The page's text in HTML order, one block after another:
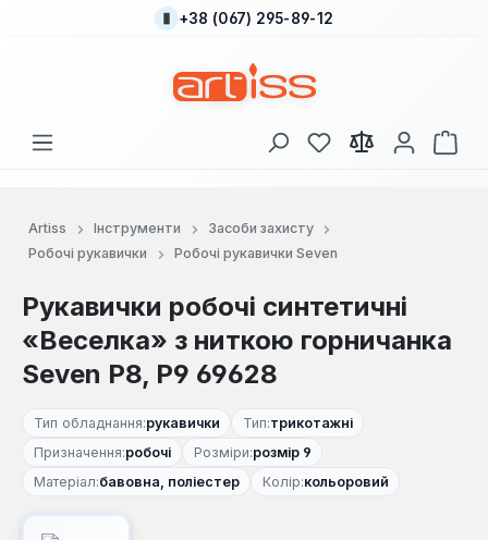
Перейти до основного вмісту
+38 (067) 295-89-12
У вас є 0 у списку
Artiss Інструменти
Засоби захисту
Робочі рукавички
Робочі рукавички Seven
Рукавички робочі синтетичні
«Веселка» з ниткою горничанка
Seven Р8, Р9 69628
Тип обладнання:рукавички Тип:трикотажні
Призначення:робочі Розміри:розмір 9
Матеріал:бавовна, поліестер Колір:кольоровий